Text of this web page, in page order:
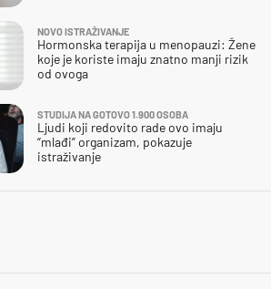
NOVO ISTRAŽIVANJE
Hormonska terapija u menopauzi: Žene
koje je koriste imaju znatno manji rizik
od ovoga
STUDIJA NA GOTOVO 1.900 OSOBA
Ljudi koji redovito rade ovo imaju
“mlađi” organizam, pokazuje
istraživanje